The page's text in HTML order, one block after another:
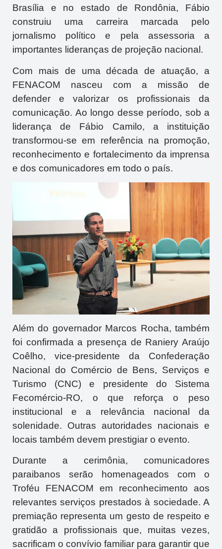
Brasília e no estado de Rondônia, Fábio
construiu uma carreira marcada pelo
jornalismo político e pela assessoria a
importantes lideranças de projeção nacional.
Com mais de uma década de atuação, a
FENACOM nasceu com a missão de
defender e valorizar os profissionais da
comunicação. Ao longo desse período, sob a
liderança de Fábio Camilo, a instituição
transformou-se em referência na promoção,
reconhecimento e fortalecimento da imprensa
e dos comunicadores em todo o país.
Além do governador Marcos Rocha, também
foi confirmada a presença de Raniery Araújo
Coêlho, vice-presidente da Confederação
Nacional do Comércio de Bens, Serviços e
Turismo (CNC) e presidente do Sistema
Fecomércio-RO, o que reforça o peso
institucional e a relevância nacional da
solenidade. Outras autoridades nacionais e
locais também devem prestigiar o evento.
Durante a cerimônia, comunicadores
paraibanos serão homenageados com o
Troféu FENACOM em reconhecimento aos
relevantes serviços prestados à sociedade. A
premiação representa um gesto de respeito e
gratidão a profissionais que, muitas vezes,
sacrificam o convívio familiar para garantir que